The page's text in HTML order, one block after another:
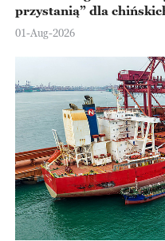
przystanią” dla
Europejskiej
01-Aug-2026